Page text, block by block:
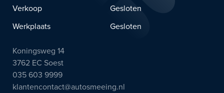
Verkoop
Gesloten
Werkplaats
Gesloten
Koningsweg 14
3762 EC Soest
035 603 9999
klantencontact@autosmeeing.nl